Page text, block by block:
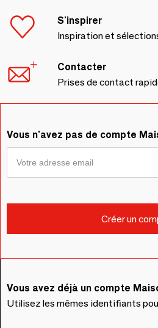
S'inspirer
Inspiration et
Contacter
Prises de contact
Vous n'avez pas de compte
Vous avez déjà un compte
Utilisez les mêmes identifiants